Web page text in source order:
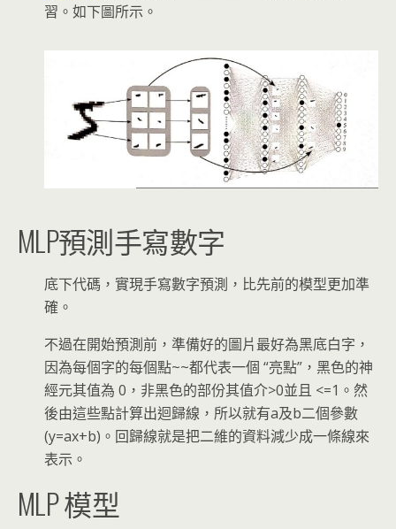
習。如下圖所示。
MLP預測手寫數字
底下代碼，實現手寫數字預測，比先前的模型更加準
確。
不過在開始預測前，準備好的圖片最好為黑底白字，
因為每個字的每個點~~都代表一個 “亮點”，黑色的神
經元其值為 0，非黑色的部份其值介>0並且 <=1。然
後由這些點計算出迴歸線，所以就有a及b二個參數
(y=ax+b)。回歸線就是把二維的資料減少成一條線來
表示。
MLP 模型